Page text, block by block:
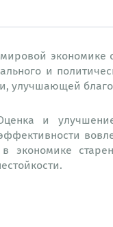
экономике
и
улучшающей
и
экономике